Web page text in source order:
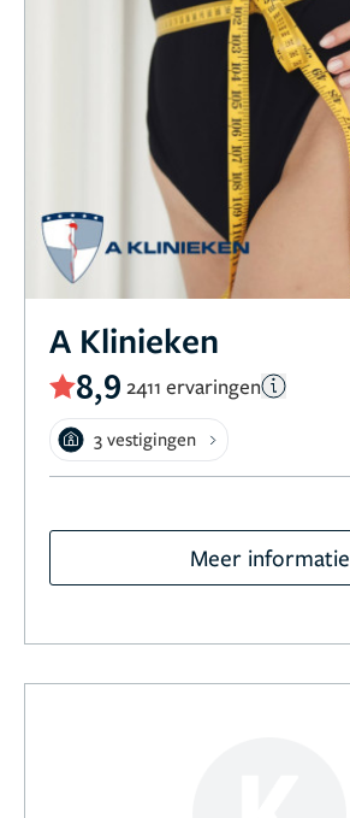
A Klinieken
8,9 2411 ervaringen
3 vestigingen
Meer informatie